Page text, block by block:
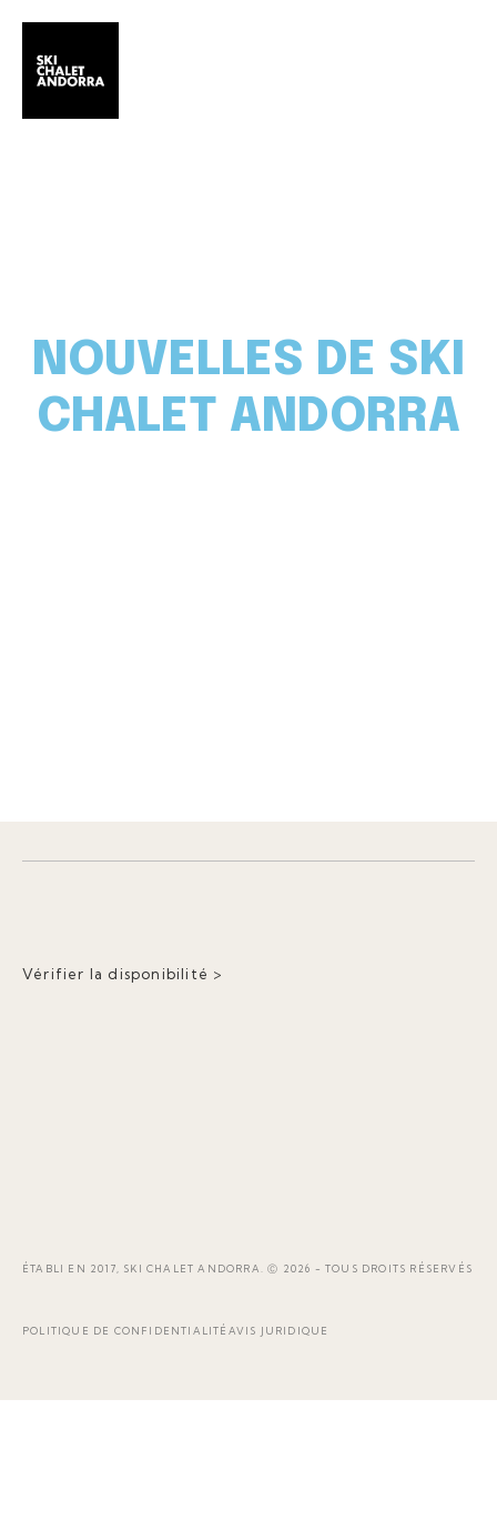
NOUVELLES DE SKI
CHALET ANDORRA
Vérifier la disponibilité >
POLITIQUE DE CONFIDENTIALITÉ AVIS JURIDIQUE
ÉTABLI EN 2017, SKI CHALET ANDORRA. Ⓒ 2026 - TOUS DROITS RÉSERVÉS